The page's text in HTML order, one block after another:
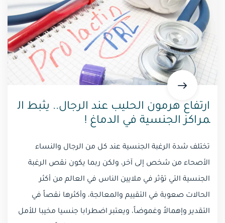
ارتفاع هرمون الحليب عند الرجال.. يثبط ال
مراكز الجنسية في الدماغ !
تختلف شدة الرغبة الجنسية عند كل من الرجال والنساء
الأصحاء من شخص إلى آخر، ولكن ربما يكون نقص الرغبة
الجنسية التي تؤثر في ملايين الناس في العالم من أكثر
الحالات صعوبة في التقييم والمعالجة، وأكثرها نقصاً في
التقدير وإهمالاً وغموضاً، ويعتبر اضطرابا جنسيا مخيبا للأمل